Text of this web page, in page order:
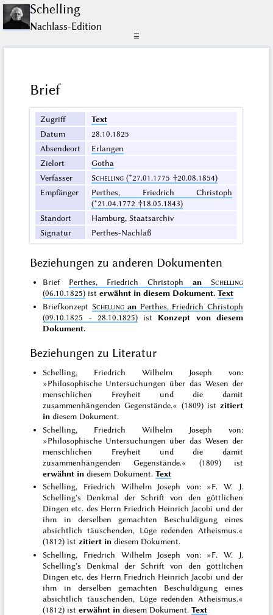
Schelling
Nachlass-Edition
☰
Brief
Zugriff
Text
Datum
28.10.1825
Absendeort
Erlangen
Zielort
Gotha
Verfasser
Schelling (*27.01.1775 †20.08.1854)
Empfänger
Perthes, Friedrich Christoph
(*21.04.1772 †18.05.1843)
Standort
Hamburg, Staatsarchiv
Signatur
Perthes-Nachlaß
Beziehungen zu anderen Dokumenten
Brief Perthes, Friedrich Christoph an
Schelling
(06.10.1825) isterwähnt in diesem Dokument. Text
Briefkonzept Schelling an Perthes, Friedrich Christoph
(09.10.1825 - 28.10.1825)ist Konzept von diesem
Dokument.
Beziehungen zu Literatur
Schelling, Friedrich Wilhelm Joseph von:
»Philosophische Untersuchungen über das Wesen der
menschlichen Freyheit und die damit
zusammenhängenden Gegenstände.« (1809) ist zitiert
in diesem Dokument.
Schelling, Friedrich Wilhelm Joseph von:
»Philosophische Untersuchungen über das Wesen der
menschlichen Freyheit und die damit
zusammenhängenden Gegenstände.« (1809) ist
erwähnt in diesem Dokument.Text
Schelling, Friedrich Wilhelm Joseph von: »F. W. J.
Schelling's Denkmal der Schrift von den göttlichen
Dingen etc. des Herrn Friedrich Heinrich Jacobi und der
ihm in derselben gemachten Beschuldigung eines
absichtlich täuschenden, Lüge redenden Atheismus.«
(1812) istzitiert in diesem Dokument.
Schelling, Friedrich Wilhelm Joseph von: »F. W. J.
Schelling's Denkmal der Schrift von den göttlichen
Dingen etc. des Herrn Friedrich Heinrich Jacobi und der
ihm in derselben gemachten Beschuldigung eines
absichtlich täuschenden, Lüge redenden Atheismus.«
(1812) isterwähnt in diesem Dokument.Text